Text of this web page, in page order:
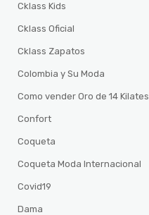
Cklass Kids
Cklass Oficial
Cklass Zapatos
Colombia y Su Moda
Como vender Oro de 14 Kilates
Confort
Coqueta
Coqueta Moda Internacional
Covid19
Dama